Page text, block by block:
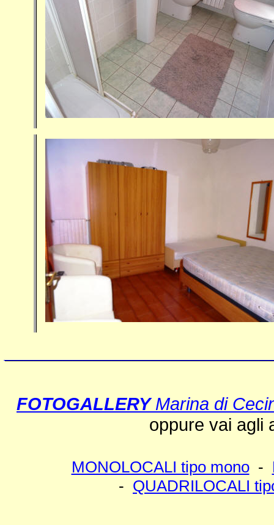
FOTOGALLERYMarina di
oppure vai agli
MONOLOCALI tipo mono-
- QUADRILOCALI